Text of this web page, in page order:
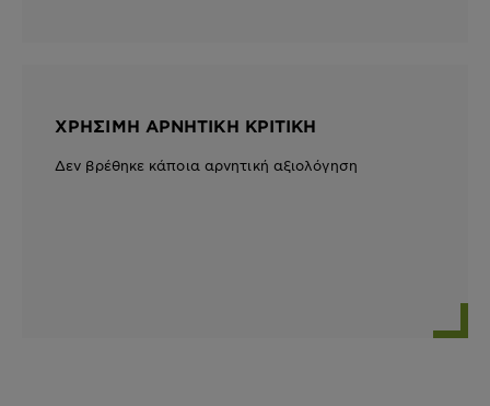
ΧΡΉΣΙΜΗ ΑΡΝΗΤΙΚΉ ΚΡΙΤΙΚΉ
Δεν βρέθηκε κάποια αρνητική αξιολόγηση